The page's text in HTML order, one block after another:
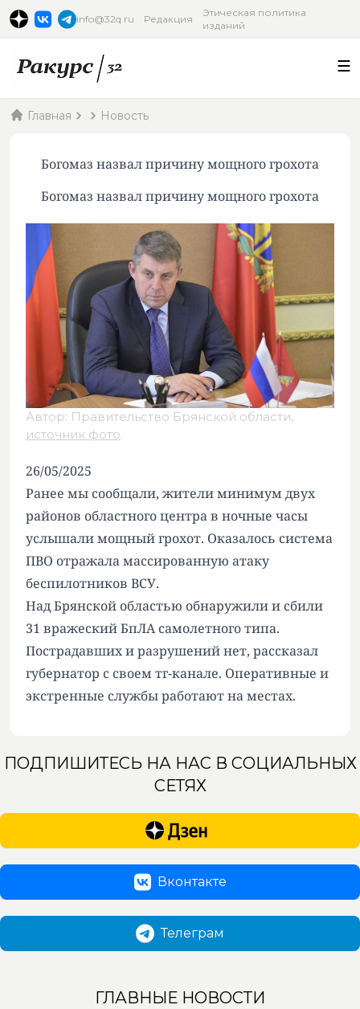
info@32q.ru Редакция
Этическая политика
изданий
Главная Новость
Богомаз назвал причину мощного грохота
Богомаз назвал причину мощного грохота
Автор: Правительство Брянской области,
источник фото.
26/05/2025
Ранее мы сообщали, жители минимум двух
районов областного центра в ночные часы
услышали мощный грохот. Оказалось система
ПВО отражала массированную атаку
беспилотников ВСУ.
Над Брянской областью обнаружили и сбили
31 вражеский БпЛА самолетного типа.
Пострадавших и разрушений нет, рассказал
губернатор с своем тг-канале. Оперативные и
экстренные службы работают на местах.
ПОДПИШИТЕСЬ НА НАС В СОЦИАЛЬНЫХ
СЕТЯХ
Вконтакте
Телеграм
ГЛАВНЫЕ НОВОСТИ